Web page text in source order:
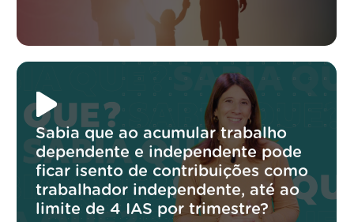
Sabia que ao acumular trabalho
dependente e independente pode
ficar isento de contribuições como
trabalhador independente, até ao
limite de 4 IAS por trimestre?